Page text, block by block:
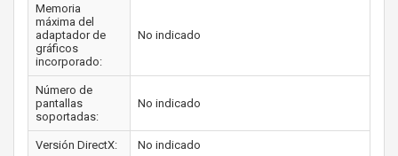
Memoria
máxima del
adaptador de
gráficos
incorporado:
No indicado
Número de
pantallas
soportadas:
No indicado
Versión DirectX: No indicado